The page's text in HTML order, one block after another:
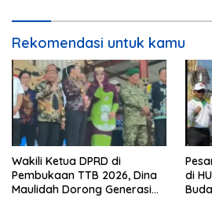
Rekomendasi untuk kamu
Wakili Ketua DPRD di
Pembukaan TTB 2026, Dina
Maulidah Dorong Generasi
di